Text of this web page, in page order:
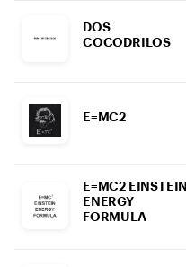
DOS
COCODRILOS
E=MC2
E=MC2 EINSTEIN
ENERGY
FORMULA